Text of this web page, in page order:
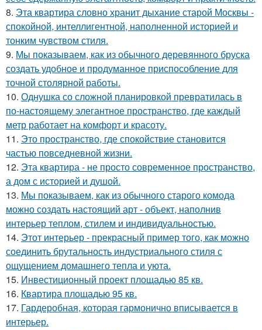
8. Эта квартира словно хранит дыхание старой Москвы -
спокойной, интеллигентной, наполненной историей и
тонким чувством стиля.
9. Мы показываем, как из обычного деревянного бруска
создать удобное и продуманное приспособление для
точной столярной работы.
10. Однушка со сложной планировкой превратилась в
по-настоящему элегантное пространство, где каждый
метр работает на комфорт и красоту.
11. Это пространство, где спокойствие становится
частью повседневной жизни.
12. Эта квартира - не просто современное пространство,
а дом с историей и душой.
13. Мы показываем, как из обычного старого комода
можно создать настоящий арт - объект, наполнив
интерьер теплом, стилем и индивидуальностью.
14. Этот интерьер - прекрасный пример того, как можно
соединить брутальность индустриального стиля с
ощущением домашнего тепла и уюта.
15. Инвестиционный проект площадью 85 кв.
16. Квартира площадью 95 кв.
17. Гардеробная, которая гармонично вписывается в
интерьер.